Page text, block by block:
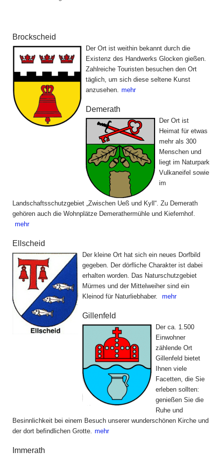
Brockscheid
Der Ort ist weithin bekannt durch die
Existenz des Handwerks Glocken gießen.
Zahlreiche Touristen besuchen den Ort
täglich, um sich diese seltene Kunst
anzusehen. mehr
Demerath
Der Ort ist
Heimat für etwas
mehr als 300
Menschen und
liegt im Naturpark
Vulkaneifel sowie
im
Landschaftsschutzgebiet „Zwischen Ueß und Kyll“. Zu Demerath
gehören auch die Wohnplätze Demerathermühle und Kiefernhof.
mehr
Ellscheid
Der kleine Ort hat sich ein neues Dorfbild
gegeben. Der dörfliche Charakter ist dabei
erhalten worden. Das Naturschutzgebiet
Mürmes und der Mittelweiher sind ein
Kleinod für Naturliebhaber.
mehr
Gillenfeld
Der ca. 1.500
Einwohner
zählende Ort
Gillenfeld bietet
Ihnen viele
Facetten, die Sie
erleben sollten:
genießen Sie die
Ruhe und
Besinnlichkeit bei einem Besuch unserer wunderschönen Kirche und
der dort befindlichen Grotte. mehr
Immerath